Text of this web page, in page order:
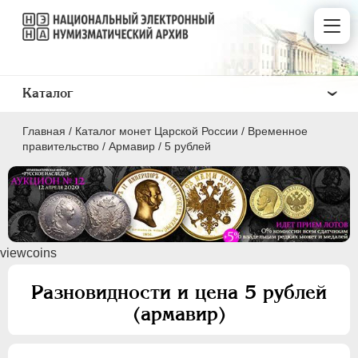
Главная / Каталог монет Царской России / Временное
правительство / Армавир / 5 рублей
viewcoins
Разновидности и цена 5 рублей
(армавир)
Каталог
ПEТР I 1699 - 1725
ЕКАТЕРИНА I
АННА ИОАННОВНА 1730-1740
ИОАНН АНТОНОВИЧ 1740-1741